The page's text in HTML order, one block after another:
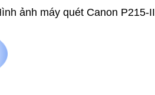
ảnh máy quét Canon P215-II